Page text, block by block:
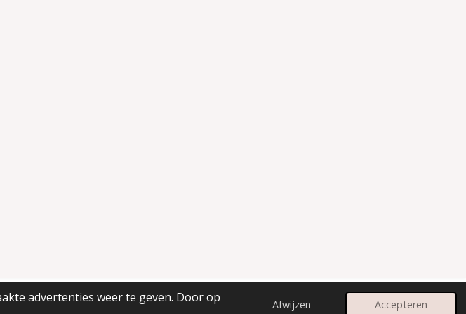
advertenties weer te geven. Door op
Afwijzen Accepteren